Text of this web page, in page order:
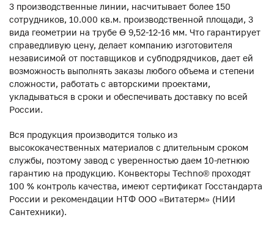
3 производственные линии, насчитывает более 150
сотрудников, 10.000 кв.м. производственной площади, 3
вида геометрии на трубе ϴ 9,52-12-16 мм. Что гарантирует
справедливую цену, делает компанию изготовителя
независимой от поставщиков и субподрядчиков, дает ей
возможность выполнять заказы любого объема и степени
сложности, работать с авторскими проектами,
укладываться в сроки и обеспечивать доставку по всей
России.
Вся продукция производится только из
высококачественных материалов с длительным сроком
службы, поэтому завод с уверенностью даем 10-летнюю
гарантию на продукцию. Конвекторы Techno® проходят
100 % контроль качества, имеют сертификат Госстандарта
России и рекомендации НТФ ООО «Витатерм» (НИИ
Сантехники).